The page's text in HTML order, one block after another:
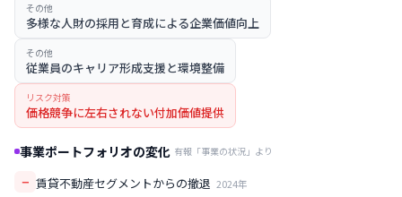
その他
多様な人財の採用と育成による企業価値向上
その他
従業員のキャリア形成支援と環境整備
リスク対策
価格競争に左右されない付加価値提供
事業ポートフォリオの変化 有報「事業の状況」より
− 賃貸不動産セグメントからの撤退 2024年